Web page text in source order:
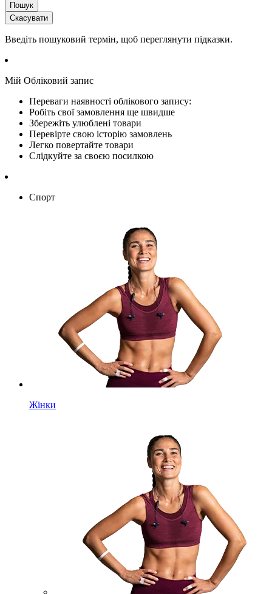
Пошук
Скасувати
Введіть пошуковий термін, щоб переглянути підказки.
Мій Обліковий запис
Переваги наявності облікового запису:
Робіть свої замовлення ще швидше
Збережіть улюблені товари
Перевірте свою історію замовлень
Легко повертайте товари
Слідкуйте за своєю посилкою
Спорт
Жінки